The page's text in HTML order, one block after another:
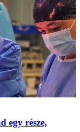
egy része,